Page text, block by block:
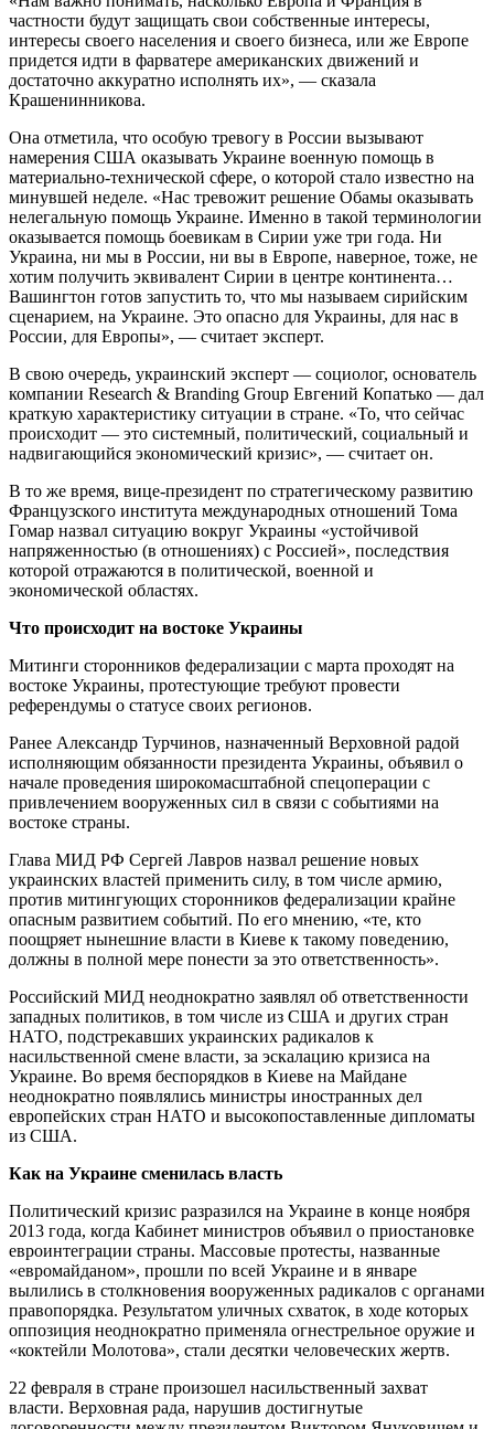
частности будут защищать свои собственные интересы,
интересы своего населения и своего бизнеса, или же Европе
придется идти в фарватере американских движений и
достаточно аккуратно исполнять их», — сказала
Крашенинникова.
Она отметила, что особую тревогу в России вызывают
намерения США оказывать Украине военную помощь в
материально-технической сфере, о которой стало известно на
минувшей неделе. «Нас тревожит решение Обамы оказывать
нелегальную помощь Украине. Именно в такой терминологии
оказывается помощь боевикам в Сирии уже три года. Ни
Украина, ни мы в России, ни вы в Европе, наверное, тоже, не
хотим получить эквивалент Сирии в центре континента…
Вашингтон готов запустить то, что мы называем сирийским
сценарием, на Украине. Это опасно для Украины, для нас в
России, для Европы», — считает эксперт.
В свою очередь, украинский эксперт — социолог, основатель
компании Research & Branding Group Евгений Копатько — дал
краткую характеристику ситуации в стране. «То, что сейчас
происходит — это системный, политический, социальный и
надвигающийся экономический кризис», — считает он.
В то же время, вице-президент по стратегическому развитию
Французского института международных отношений Тома
Гомар назвал ситуацию вокруг Украины «устойчивой
напряженностью (в отношениях) с Россией», последствия
которой отражаются в политической, военной и
экономической областях.
Что происходит на востоке Украины
Митинги сторонников федерализации с марта проходят на
востоке Украины, протестующие требуют провести
референдумы о статусе своих регионов.
Ранее Александр Турчинов, назначенный Верховной радой
исполняющим обязанности президента Украины, объявил о
начале проведения широкомасштабной спецоперации с
привлечением вооруженных сил в связи с событиями на
востоке страны.
Глава МИД РФ Сергей Лавров назвал решение новых
украинских властей применить силу, в том числе армию,
против митингующих сторонников федерализации крайне
опасным развитием событий. По его мнению, «те, кто
поощряет нынешние власти в Киеве к такому поведению,
должны в полной мере понести за это ответственность».
Российский МИД неоднократно заявлял об ответственности
западных политиков, в том числе из США и других стран
НАТО, подстрекавших украинских радикалов к
насильственной смене власти, за эскалацию кризиса на
Украине. Во время беспорядков в Киеве на Майдане
неоднократно появлялись министры иностранных дел
европейских стран НАТО и высокопоставленные дипломаты
из США.
Как на Украине сменилась власть
Политический кризис разразился на Украине в конце ноября
2013 года, когда Кабинет министров объявил о приостановке
евроинтеграции страны. Массовые протесты, названные
«евромайданом», прошли по всей Украине и в январе
вылились в столкновения вооруженных радикалов с органами
правопорядка. Результатом уличных схваток, в ходе которых
оппозиция неоднократно применяла огнестрельное оружие и
«коктейли Молотова», стали десятки человеческих жертв.
22 февраля в стране произошел насильственный захват
власти. Верховная рада, нарушив достигнутые